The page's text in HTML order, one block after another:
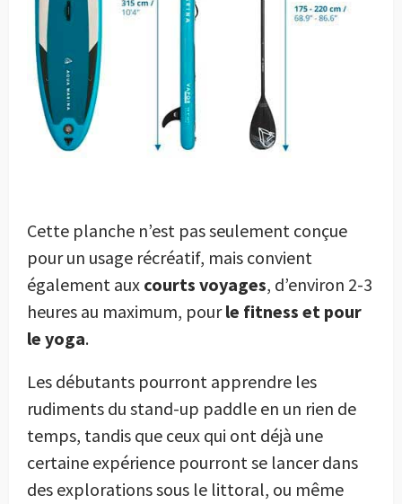
Cette planche n’est pas seulement conçue
pour un usage récréatif, mais convient
également aux courts voyages, d’environ 2-3
heures au maximum, pourle fitness et pour
le yoga.
Les débutants pourront apprendre les
rudiments du stand-up paddle en un rien de
temps, tandis que ceux qui ont déjà une
certaine expérience pourront se lancer dans
des explorations sous le littoral, ou même